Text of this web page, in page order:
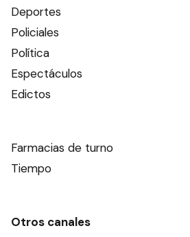
Deportes
Policiales
Política
Espectáculos
Edictos
Farmacias de turno
Tiempo
Otros canales